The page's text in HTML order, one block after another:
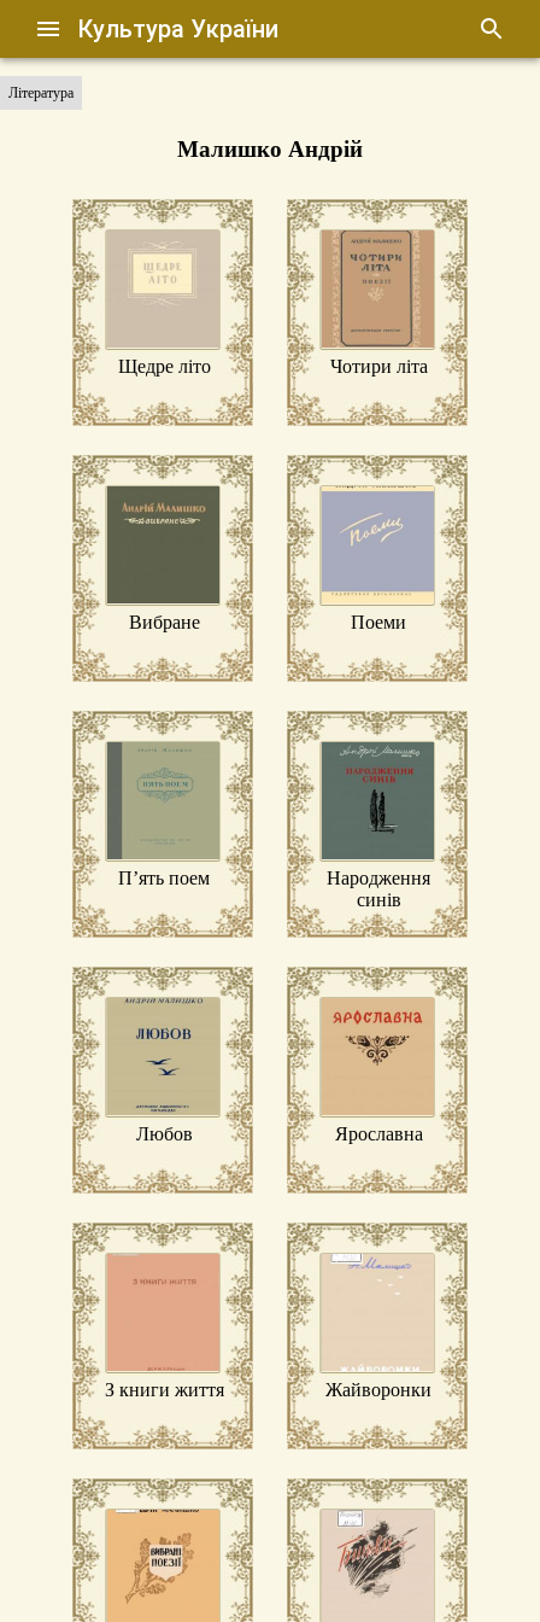
Культура України
Література
Малишко Андрій
Щедре літо Чотири літа
Вибране Поеми
П’ять поем
Народження
синів
Любов Ярославна
З книги життя Жайворонки